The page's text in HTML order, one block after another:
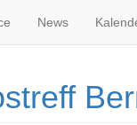
News